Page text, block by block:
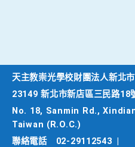
天主教崇光學校財團法人新北
23149 新北市新店區三民路18
No. 18, Sanmin Rd.,
Taiwan (R.O.C.)
聯絡電話
02-29112543